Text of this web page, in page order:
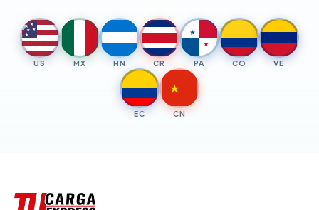
★ ★
★ ★
★
US MX HN CR
★
★
PA CO VE
EC
★
CN